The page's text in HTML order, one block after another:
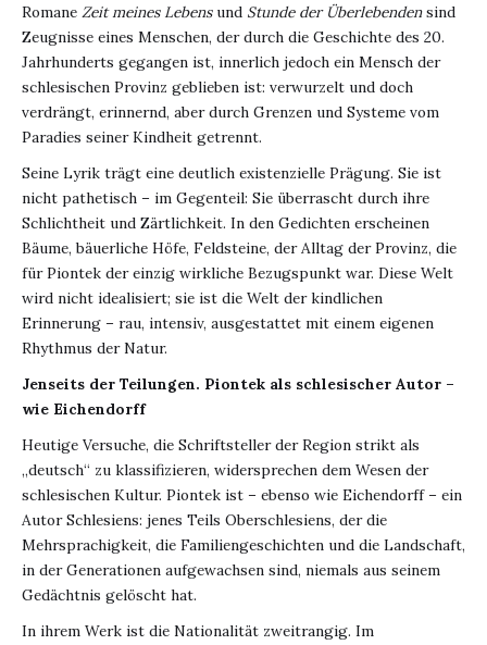
Romane Zeit meines Lebensund Stunde der Überlebendensind
Zeugnisse eines Menschen, der durch die Geschichte des 20.
Jahrhunderts gegangen ist, innerlich jedoch ein Mensch der
schlesischen Provinz geblieben ist: verwurzelt und doch
verdrängt, erinnernd, aber durch Grenzen und Systeme vom
Paradies seiner Kindheit getrennt.
Seine Lyrik trägt eine deutlich existenzielle Prägung. Sie ist
nicht pathetisch – im Gegenteil: Sie überrascht durch ihre
Schlichtheit und Zärtlichkeit. In den Gedichten erscheinen
Bäume, bäuerliche Höfe, Feldsteine, der Alltag der Provinz, die
für Piontek der einzig wirkliche Bezugspunkt war. Diese Welt
wird nicht idealisiert; sie ist die Welt der kindlichen
Erinnerung – rau, intensiv, ausgestattet mit einem eigenen
Rhythmus der Natur.
Jenseits der Teilungen. Piontek als schlesischer Autor –
wie Eichendorff
Heutige Versuche, die Schriftsteller der Region strikt als
„deutsch“ zu klassifizieren, widersprechen dem Wesen der
schlesischen Kultur. Piontek ist – ebenso wie Eichendorff – ein
Autor Schlesiens: jenes Teils Oberschlesiens, der die
Mehrsprachigkeit, die Familiengeschichten und die Landschaft,
in der Generationen aufgewachsen sind, niemals aus seinem
Gedächtnis gelöscht hat.
In ihrem Werk ist die Nationalität zweitrangig. Im